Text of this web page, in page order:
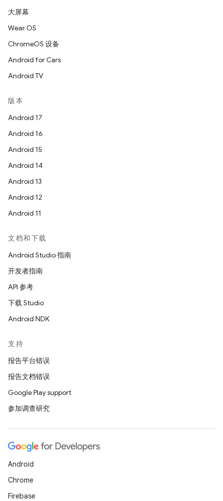
大屏幕
Wear OS
ChromeOS 设备
Android for Cars
Android TV
版本
Android 17
Android 16
Android 15
Android 14
Android 13
Android 12
Android 11
文档和下载
Android Studio 指南
开发者指南
API 参考
下载 Studio
Android NDK
支持
报告平台错误
报告文档错误
Google Play support
参加调查研究
Android
Chrome
Firebase